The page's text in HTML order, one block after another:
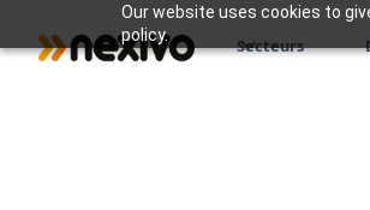
Our website uses cookies to
policy.
Secteurs